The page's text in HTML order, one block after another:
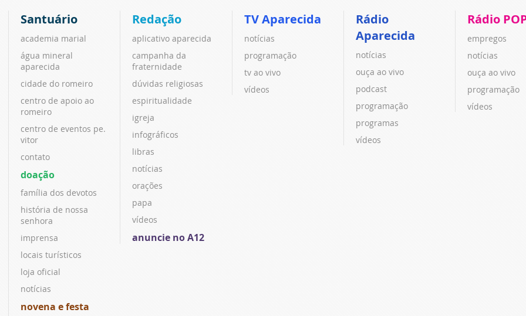
Santuário
academia marial
água mineral
aparecida
cidade do romeiro
centro de apoio ao
romeiro
centro de eventos pe.
vitor
contato
doação
família dos devotos
história de nossa
senhora
imprensa
locais turísticos
loja oficial
notícias
novena e festa
Redação
aplicativo aparecida
campanha da
fraternidade
dúvidas religiosas
espiritualidade
igreja
infográficos
libras
notícias
orações
papa
vídeos
anuncie no A12
TV Aparecida
notícias
programação
tv ao vivo
vídeos
Rádio
Aparecida
notícias
ouça ao vivo
podcast
programação
programas
vídeos
Rádio
empregos
notícias
ouça ao vivo
programação
vídeos